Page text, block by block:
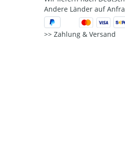
Andere Länder auf
Zahlung & Versand